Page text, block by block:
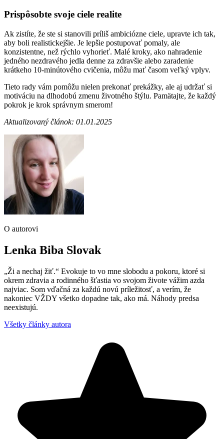
Prispôsobte svoje ciele realite
Ak zistíte, že ste si stanovili príliš ambiciózne ciele, upravte ich tak,
aby boli realistickejšie. Je lepšie postupovať pomaly, ale
konzistentne, než rýchlo vyhorieť. Malé kroky, ako nahradenie
jedného nezdravého jedla denne za zdravšie alebo zaradenie
krátkeho 10-minútového cvičenia, môžu mať časom veľký vplyv.
Tieto rady vám pomôžu nielen prekonať prekážky, ale aj udržať si
motiváciu na dlhodobú zmenu životného štýlu. Pamätajte, že každý
pokrok je krok správnym smerom!
Aktualizovaný článok: 01.01.2025
O autorovi
Lenka Biba Slovak
„Ži a nechaj žiť.“ Evokuje to vo mne slobodu a pokoru, ktoré si
okrem zdravia a rodinného šťastia vo svojom živote vážim azda
najviac. Som vďačná za každú novú príležitosť, a verím, že
nakoniec VŽDY všetko dopadne tak, ako má. Náhody predsa
neexistujú.
Všetky články autora